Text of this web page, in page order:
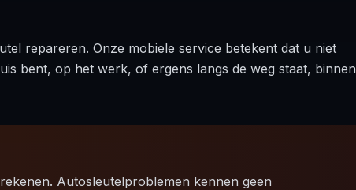
repareren. Onze mobiele service betekent dat u niet
bent, op het werk, of ergens langs de weg staat, binnen
Autosleutelproblemen kennen geen